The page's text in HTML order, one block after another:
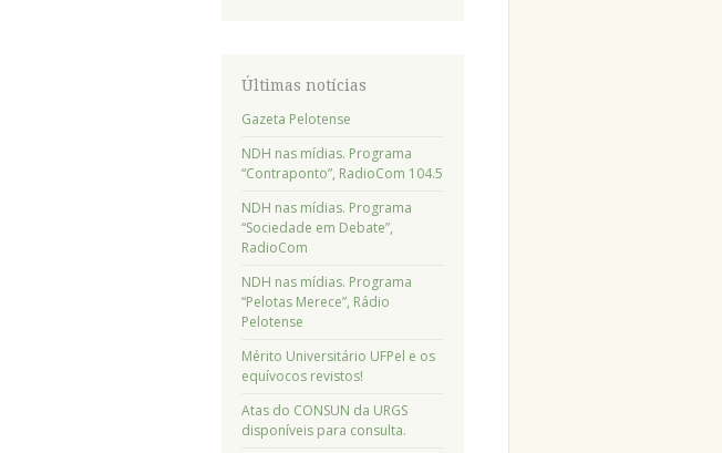
Últimas notícias
Gazeta Pelotense
NDH nas mídias. Programa
“Contraponto”, RadioCom 104.5
NDH nas mídias. Programa
“Sociedade em Debate”,
RadioCom
NDH nas mídias. Programa
“Pelotas Merece”, Rádio
Pelotense
Mérito Universitário UFPel e os
equívocos revistos!
Atas do CONSUN da URGS
disponíveis para consulta.